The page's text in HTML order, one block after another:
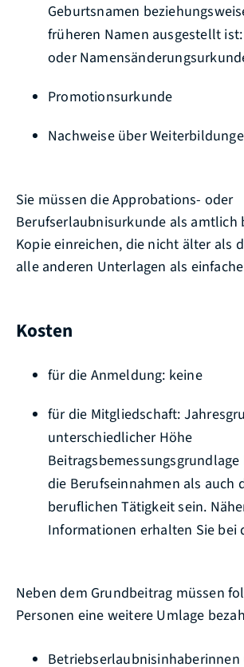
Geburtsnamen
früheren Namen ausgestellt
oder
Promotionsurkunde
Nachweise über
Sie müssen die Approbations- oder
Berufserlaubnisurkunde als amtlich
Kopie einreichen, die nicht älter als
alle anderen Unterlagen als
Kosten
für die Anmeldung: keine
für die Mitgliedschaft:
unterschiedlicher Höhe
die Berufseinnahmen als auch
beruflichen Tätigkeit sein.
Informationen erhalten Sie bei
Neben dem Grundbeitrag müssen
Personen eine weitere Umlage
Betriebserlaubnisinhaberinnen